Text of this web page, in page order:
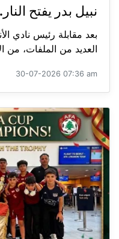
نبيل بدر يفتح
بعد مقابلة رئيس نادي
العديد من الملفات، من
30-07-2026 07:36 am